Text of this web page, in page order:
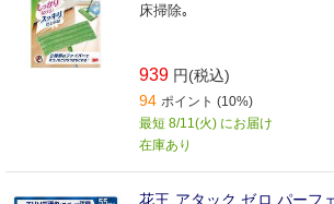
床掃除｡
939 円(税込)
94 ポイント (10%)
最短 8/11(火) にお届け
在庫あり
花王 アタック ゼロ パーフ